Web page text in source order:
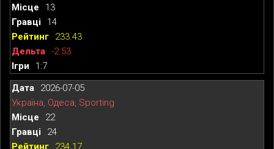
13
14
233.43
-2.53
1:7
2026-07-05
Україна, Одеса, Sporting
22
24
234.17